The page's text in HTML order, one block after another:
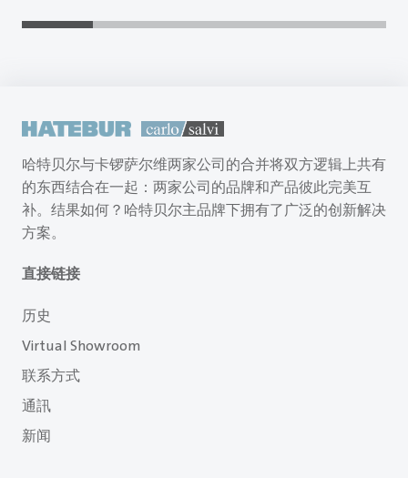
哈特贝尔与卡锣萨尔维两家公司的合并将双方逻辑上共有
的东西结合在一起：两家公司的品牌和产品彼此完美互
补。结果如何？哈特贝尔主品牌下拥有了广泛的创新解决
方案。
直接链接
历史
Virtual Showroom
联系方式
通訊
新闻